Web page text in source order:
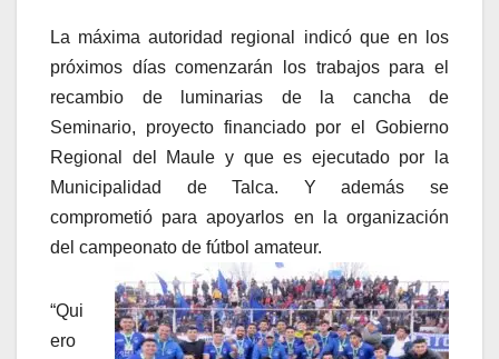
La máxima autoridad regional indicó que en los
próximos días comenzarán los trabajos para el
recambio de luminarias de la cancha de
Seminario, proyecto financiado por el Gobierno
Regional del Maule y que es ejecutado por la
Municipalidad de Talca. Y además se
comprometió para apoyarlos en la organización
del campeonato de fútbol amateur.
“Qui
ero